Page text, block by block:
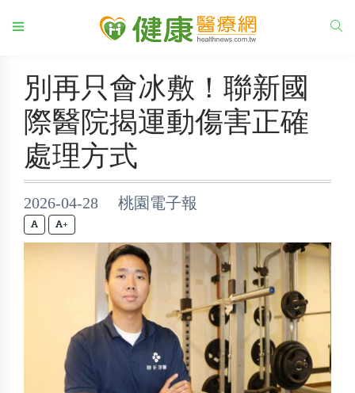
別再只會冰敷！聯新國
際醫院揭運動傷害正確
處理方式
2026-04-28 桃園電子報
+